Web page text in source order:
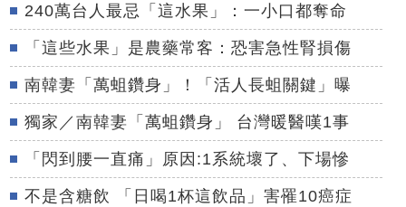
240萬台人最忌「這水果」：一小口都奪命
「這些水果」是農藥常客：恐害急性腎損傷
南韓妻「萬蛆鑽身」！「活人長蛆關鍵」曝
獨家／南韓妻「萬蛆鑽身」 台灣暖醫嘆1事
「閃到腰一直痛」原因:1系統壞了、下場慘
不是含糖飲 「日喝1杯這飲品」害罹10癌症